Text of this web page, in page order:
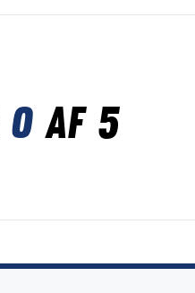
0af 5